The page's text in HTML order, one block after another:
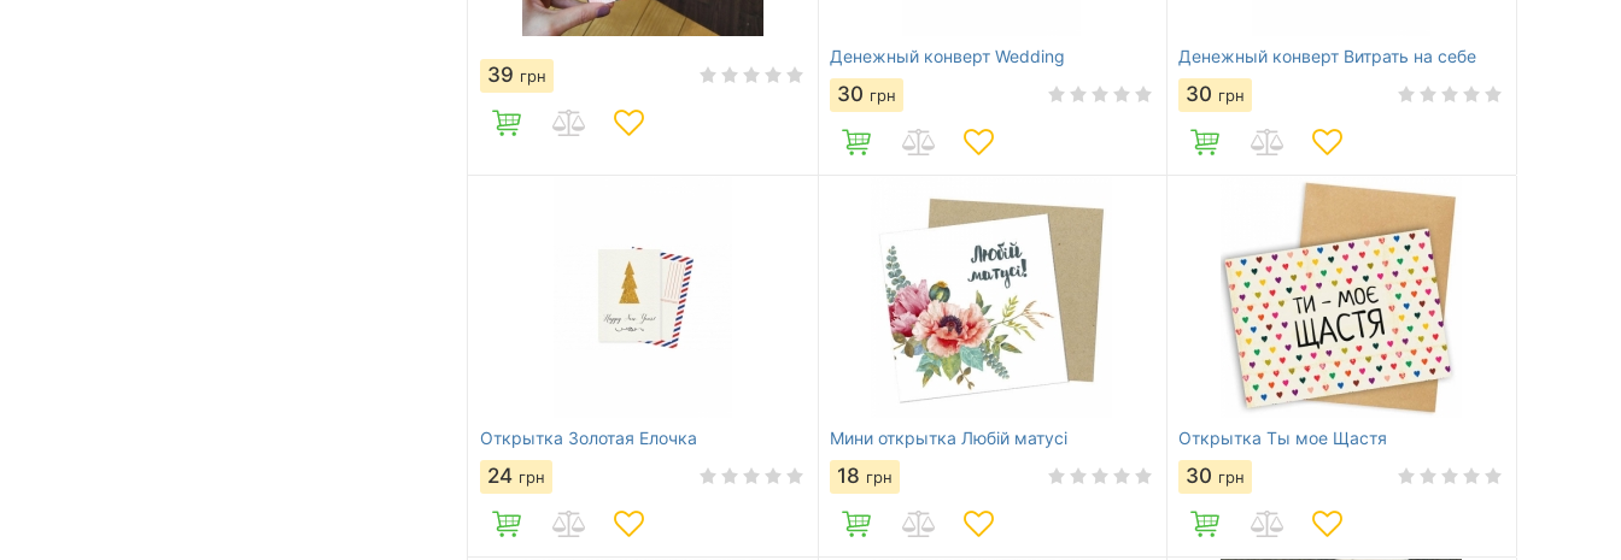
39 грн
Денежный конверт Wedding
30 грн
Денежный конверт Витрать на себе
30 грн
Открытка Золотая Елочка
24 грн
Мини открытка Любій матусі
18 грн
Открытка Ты мое Щастя
30 грн